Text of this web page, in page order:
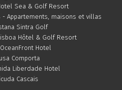
Sea & Golf Resort
- Appartements, maisons et villas
Sintra Golf
Hôtel & Golf Resort
Hotel
Comporta
Liberdade Hotel
Cascais